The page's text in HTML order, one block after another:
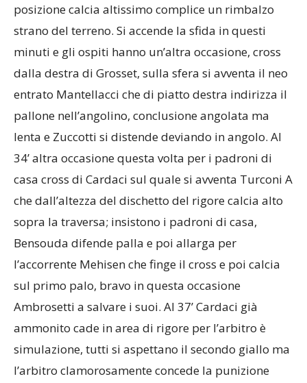
posizione calcia altissimo complice un rimbalzo
strano del terreno. Si accende la sfida in questi
minuti e gli ospiti hanno un’altra occasione, cross
dalla destra di Grosset, sulla sfera si avventa il neo
entrato Mantellacci che di piatto destra indirizza il
pallone nell’angolino, conclusione angolata ma
lenta e Zuccotti si distende deviando in angolo. Al
34’ altra occasione questa volta per i padroni di
casa cross di Cardaci sul quale si avventa Turconi A
che dall’altezza del dischetto del rigore calcia alto
sopra la traversa; insistono i padroni di casa,
Bensouda difende palla e poi allarga per
l’accorrente Mehisen che finge il cross e poi calcia
sul primo palo, bravo in questa occasione
Ambrosetti a salvare i suoi. Al 37’ Cardaci già
ammonito cade in area di rigore per l’arbitro è
simulazione, tutti si aspettano il secondo giallo ma
l’arbitro clamorosamente concede la punizione